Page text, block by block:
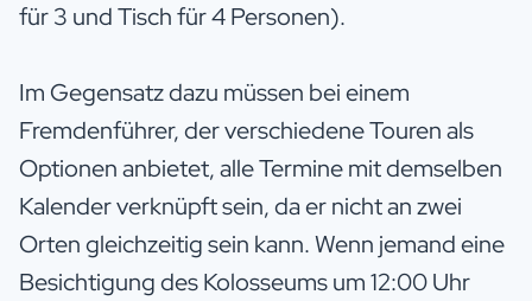
für 3 und Tisch für 4 Personen).
Im Gegensatz dazu müssen bei einem
Fremdenführer, der verschiedene Touren als
Optionen anbietet, alle Termine mit demselben
Kalender verknüpft sein, da er nicht an zwei
Orten gleichzeitig sein kann. Wenn jemand eine
Besichtigung des Kolosseums um 12:00 Uhr